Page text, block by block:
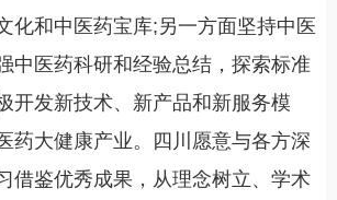
化和中医药宝库;另一方面坚持中医
中医药科研和经验总结，探索标准
开发新技术、新产品和新服务模
药大健康产业。四川愿意与各方深
借鉴优秀成果，从理念树立、学术